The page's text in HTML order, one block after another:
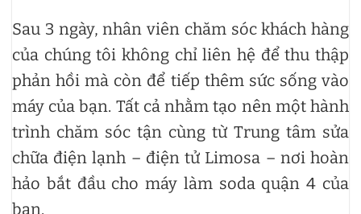
Sau 3 ngày, nhân viên chăm sóc khách hàng
của chúng tôi không chỉ liên hệ để thu thập
phản hồi mà còn để tiếp thêm sức sống vào
máy của bạn. Tất cả nhằm tạo nên một hành
trình chăm sóc tận cùng từ Trung tâm sửa
chữa điện lạnh – điện tử Limosa – nơi hoàn
hảo bắt đầu cho máy làm soda quận 4 của
bạn.